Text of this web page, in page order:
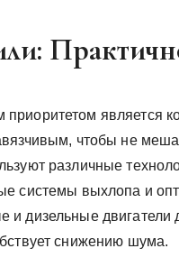
является
чтобы не
различные
системы выхлопа и
и дизельные
снижению шума.